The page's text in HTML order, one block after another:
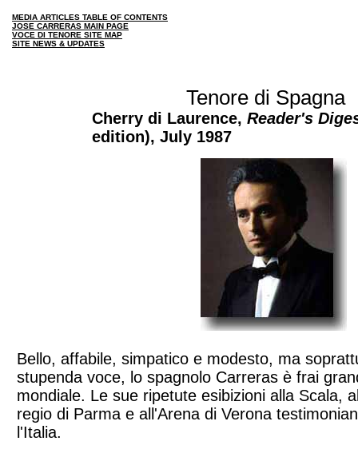
MEDIA ARTICLES TABLE OF CONTENTS
JOSE CARRERAS MAIN PAGE
VOCE DI TENORE SITE MAP
SITE NEWS & UPDATES
Tenore di Spagna
Cherry di Laurence, Reader's
edition), July 1987
Bello, affabile, simpatico e modesto, ma
stupenda voce, lo spagnolo Carreras è frai
mondiale. Le sue ripetute esibizioni alla Scala,
regio di Parma e all'Arena di Verona
l'Italia.